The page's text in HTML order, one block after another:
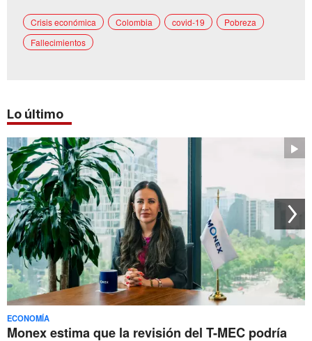
Crisis económica Colombia covid-19
Pobreza
Fallecimientos
Lo último
ECONOMÍA
Monex estima que la revisión del T-MEC podría